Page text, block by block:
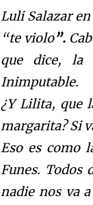
Luli Salazar
“te violo”.
que dice, la
Inimputable.
¿Y Lilita, que
margarita? Si
Eso es como
Funes. Todos
nadie nos va